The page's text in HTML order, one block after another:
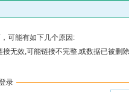
可能有如下几个原因:
无效,可能链接不完整,或数据已被删
录